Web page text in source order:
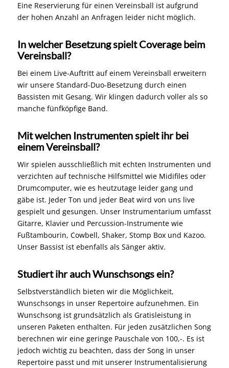
Eine Reservierung für einen Vereinsball ist aufgrund
der hohen Anzahl an Anfragen leider nicht möglich.
In welcher Besetzung spielt Coverage beim
Vereinsball?
Bei einem Live-Auftritt auf einem Vereinsball erweitern
wir unsere Standard-Duo-Besetzung durch einen
Bassisten mit Gesang. Wir klingen dadurch voller als so
manche fünfköpfige Band.
Mit welchen Instrumenten spielt ihr bei
einem Vereinsball?
Wir spielen ausschließlich mit echten Instrumenten und
verzichten auf technische Hilfsmittel wie Midifiles oder
Drumcomputer, wie es heutzutage leider gang und
gäbe ist. Jeder Ton und jeder Beat wird von uns live
gespielt und gesungen. Unser Instrumentarium umfasst
Gitarre, Klavier und Percussion-Instrumente wie
Fußtambourin, Cowbell, Shaker, Stomp Box und Kazoo.
Unser Bassist ist ebenfalls als Sänger aktiv.
Studiert ihr auch Wunschsongs ein?
Selbstverständlich bieten wir die Möglichkeit,
Wunschsongs in unser Repertoire aufzunehmen. Ein
Wunschsong ist grundsätzlich als Gratisleistung in
unseren Paketen enthalten. Für jeden zusätzlichen Song
berechnen wir eine geringe Pauschale von 100,-. Es ist
jedoch wichtig zu beachten, dass der Song in unser
Repertoire passt und mit unserer Instrumentalisierung